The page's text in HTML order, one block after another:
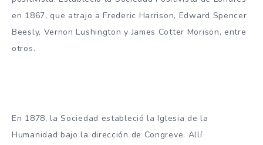
en 1867, que atrajo a Frederic Harrison, Edward Spencer
Beesly, Vernon Lushington y James Cotter Morison, entre
otros.
En 1878, la Sociedad estableció la Iglesia de la
Humanidad bajo la dirección de Congreve. Allí